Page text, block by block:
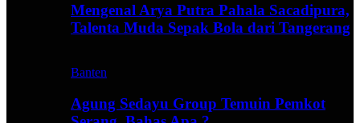
Mengenal Arya Putra Pahala Sacadipura,
Talenta Muda Sepak Bola dari Tangerang
Banten
Agung Sedayu Group Temuin Pemkot